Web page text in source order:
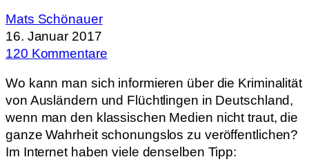
Mats Schönauer
16. Januar 2017
120 Kommentare
Wo kann man sich informieren über die Kriminalität
von Ausländern und Flüchtlingen in Deutschland,
wenn man den klassischen Medien nicht traut, die
ganze Wahrheit schonungslos zu veröffentlichen?
Im Internet haben viele denselben Tipp: